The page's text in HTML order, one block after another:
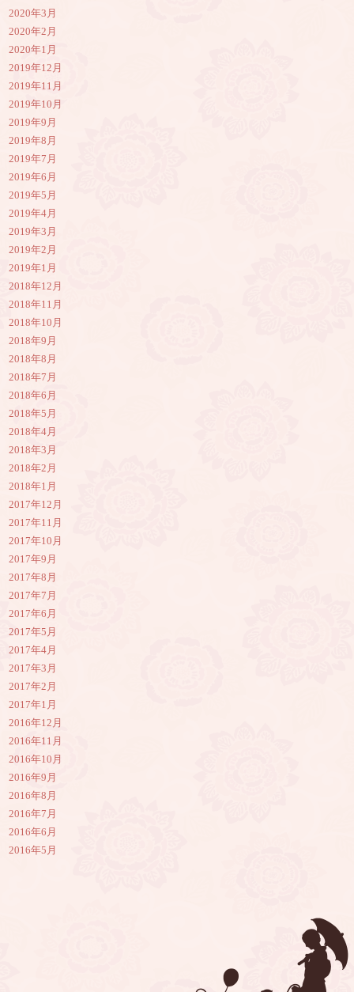
2020年3月
2020年2月
2020年1月
2019年12月
2019年11月
2019年10月
2019年9月
2019年8月
2019年7月
2019年6月
2019年5月
2019年4月
2019年3月
2019年2月
2019年1月
2018年12月
2018年11月
2018年10月
2018年9月
2018年8月
2018年7月
2018年6月
2018年5月
2018年4月
2018年3月
2018年2月
2018年1月
2017年12月
2017年11月
2017年10月
2017年9月
2017年8月
2017年7月
2017年6月
2017年5月
2017年4月
2017年3月
2017年2月
2017年1月
2016年12月
2016年11月
2016年10月
2016年9月
2016年8月
2016年7月
2016年6月
2016年5月